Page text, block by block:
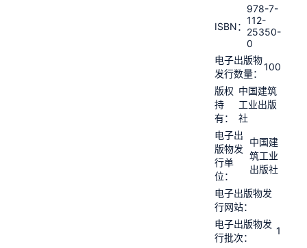
ISBN：
978-7-
112-
25350-
0
电子出版物
发行数量：
100
版权
持
有：
中国建筑
工业出版
社
电子出
版物发
行单
位：
中国建
筑工业
出版社
电子出版物发
行网站：
电子出版物发
行批次：
1